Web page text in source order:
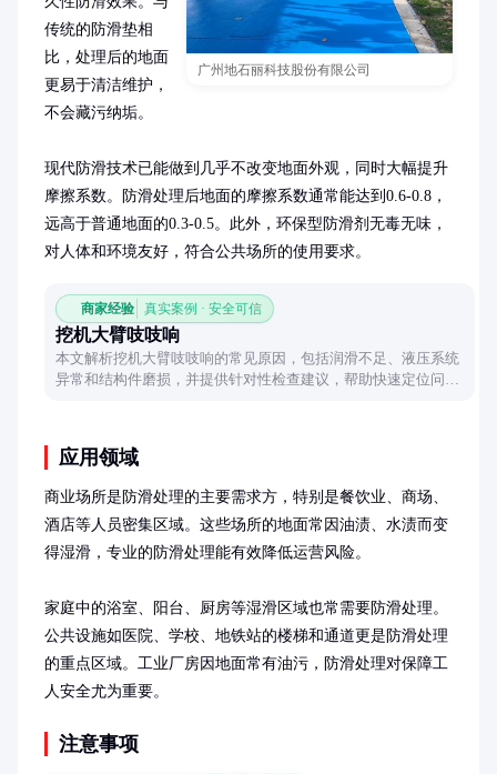
广州地石丽科技股份有限公司
传统的防滑垫相
比，处理后的地面
更易于清洁维护，
不会藏污纳垢。
现代防滑技术已能做到几乎不改变地面外观，同时大幅提升
摩擦系数。防滑处理后地面的摩擦系数通常能达到0.6-0.8，
远高于普通地面的0.3-0.5。此外，环保型防滑剂无毒无味，
对人体和环境友好，符合公共场所的使用要求。
商家经验 真实案例 · 安全可信
挖机大臂吱吱响
本文解析挖机大臂吱吱响的常见原因，包括润滑不足、液压系统
异常和结构件磨损，并提供针对性检查建议，帮助快速定位问
应用领域
商业场所是防滑处理的主要需求方，特别是餐饮业、商场、
酒店等人员密集区域。这些场所的地面常因油渍、水渍而变
得湿滑，专业的防滑处理能有效降低运营风险。
家庭中的浴室、阳台、厨房等湿滑区域也常需要防滑处理。
公共设施如医院、学校、地铁站的楼梯和通道更是防滑处理
的重点区域。工业厂房因地面常有油污，防滑处理对保障工
人安全尤为重要。
注意事项